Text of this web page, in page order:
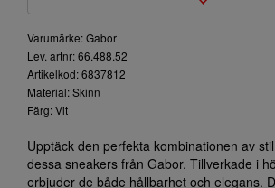
Varumärke: Gabor
Lev. artnr: 66.488.52
Artikelkod: 6837812
Material: Skinn
Färg: Vit
Upptäck den perfekta kombinationen av
dessa sneakers från Gabor. Tillverkade i
erbjuder de både hållbarhet och elegans.